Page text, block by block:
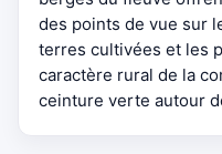
des points de vue sur
terres cultivées et les
caractère rural de la
ceinture verte autour